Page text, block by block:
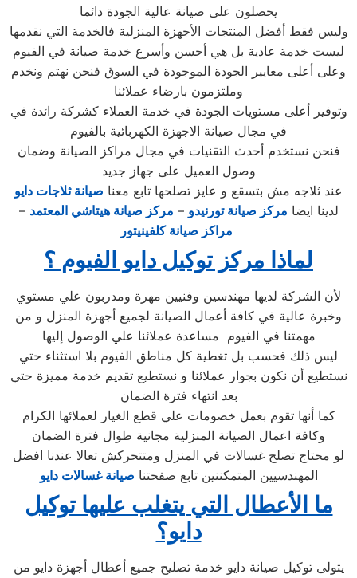
يحصلون على صيانة عالية الجودة دائما
وليس فقط أفضل المنتجات الأجهزة المنزلية فالخدمة التي نقدمها
ليست خدمة عادية بل هي أحسن وأسرع خدمة صيانة في الفيوم
وعلى أعلى معايير الجودة الموجودة في السوق فنحن نهتم ونخدم
وملتزمون بارضاء عملائنا
وتوفير أعلى مستويات الجودة في خدمة العملاء كشركة رائدة في
في مجال صيانة الاجهزة الكهربائية بالفيوم
فنحن نستخدم أحدث التقنيات في مجال مراكز الصيانة وضمان
وصول العميل على جهاز جديد
عند ثلاجه مش بتسقع و عايز تصلحها تابع معنا صيانة ثلاجات دايو
لدينا ايضا مركز صيانة تورنيدو – مركز صيانة هيتاشي المعتمد –
مراكز صيانة كلفينيتور
لماذا مركز توكيل دايو الفيوم ؟
لأن الشركة لديها مهندسين وفنيين مهرة ومدربون علي مستوي
وخبرة عالية في كافة أعمال الصيانة لجميع أجهزة المنزل و من
مهمتنا في الفيوم مساعدة عملائنا علي الوصول إليها
ليس ذلك فحسب بل تغطية كل مناطق الفيوم بلا استثناء حتي
نستطيع أن نكون بجوار عملائنا و نستطيع تقديم خدمة مميزة حتي
بعد انتهاء فترة الضمان
كما أنها تقوم بعمل خصومات علي قطع الغيار لعملائها الكرام
وكافة اعمال الصيانة المنزلية مجانية طوال فترة الضمان
لو محتاج تصلح غسالات في المنزل ومتتحركش تعالا عندنا افضل
المهندسيين المتمكننين تابع صفحتنا صيانة غسالات دايو
ما الأعطال التي يتغلب عليها توكيل
دايو؟
يتولى توكيل صيانة دايو خدمة تصليح جميع أعطال أجهزة دايو من